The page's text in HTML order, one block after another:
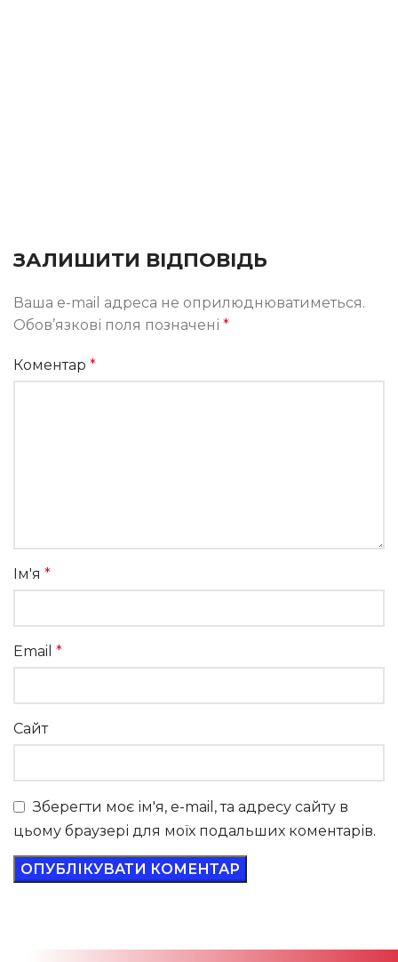
ЗАЛИШИТИ ВІДПОВІДЬ
Ваша e-mail адреса не оприлюднюватиметься.
Обов’язкові поля позначені *
Коментар *
Ім'я *
Email *
Сайт
Зберегти моє ім'я, e-mail, та адресу сайту в
цьому браузері для моїх подальших коментарів.